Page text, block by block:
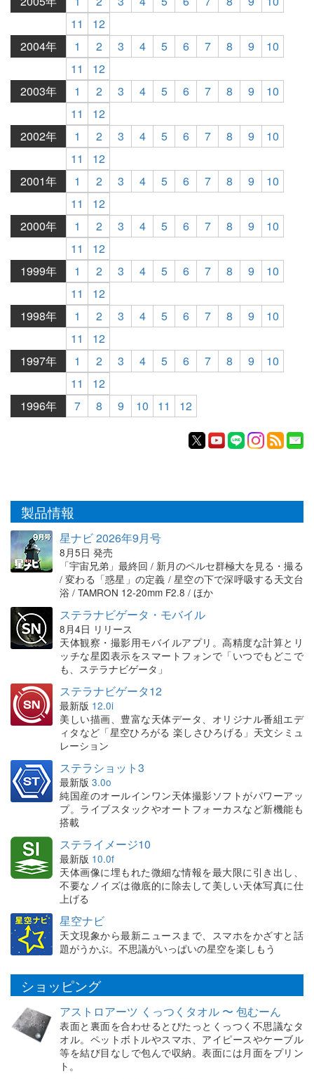
11
12
2004年
1 2 3 4 5 6 7 8 9
10
11
12
2003年
1 2 3 4 5 6 7 8 9
10
11
12
2002年
1 2 3 4 5 6 7 8 9
10
11
12
2001年
1 2 3 4 5 6 7 8 9
10
11
12
2000年
1 2 3 4 5 6 7 8 9
10
11
12
1999年
1 2 3 4 5 6 7 8 9
10
11
12
1998年
1 2 3 4 5 6 7 8 9
10
11
12
1997年
1 2 3 4 5 6 7 8 9
10
11
12
1996年
7 8 9 10 11 12
製品情報
星ナビ 2026年9月号
8月5日 発売
「宇宙兄弟」最終回 / 新月のペルセ群極大を見る・撮る
/ 変わる「惑星」の定義 / 星空の下で深呼吸する天文台
浴 / TAMRON 12-20mm F2.8 / ほか
ステラナビゲータ・モバイル
8月4日 リリース
天体観察・撮影用モバイルアプリ。高精度な計算とリ
ッチな星図表示をスマートフォンで「いつでもどこで
も、ステラナビゲータ」
ステラナビゲータ12
最新版 12.0i
美しい描画、豊富な天体データ、オリジナル番組エデ
ィタなど「星空ひろがる 楽しさひろげる」天文シミュ
レーション
ステラショット3
最新版 3.0o
純国産のオールインワン天体撮影ソフトがパワーアッ
プ。ライブスタックやオートフォーカスなど新機能も
搭載
ステライメージ10
最新版 10.0f
天体画像に埋もれた微細な情報を最大限に引き出し、
不要なノイズは徹底的に除去して美しい天体写真に仕
上げる
星空ナビ
天文現象から最新ニュースまで、スマホをかざすと話
題がうかぶ。不思議がいっぱいの星空を楽しもう
ショッピング
アストロアーツ くっつくタオル 〜 包むーん
表面と裏面を合わせるとぴたっとくっつく不思議なタ
オル。ペットボトルやスマホ、アイピースやケーブル
等を結び目なしで包んで収納。表面には月面をプリン
ト。